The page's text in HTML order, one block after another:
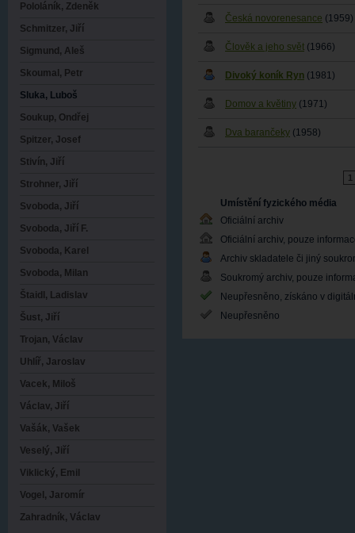
Česká novorenesance (1959)
Člověk a jeho svět (1966)
Divoký koník Ryn (1981)
Domov a květiny (1971)
Dva barančeky (1958)
1
Umístění fyzického média
Oficiální archiv
Oficiální archiv, pouze
Archiv skladatele či jiný
Soukromý archiv, pouze
Neupřesněno, získáno v
Neupřesněno
Pololáník, Zdeněk
Schmitzer, Jiří
Sigmund, Aleš
Skoumal, Petr
Sluka, Luboš
Soukup, Ondřej
Spitzer, Josef
Stivín, Jiří
Strohner, Jiří
Svoboda, Jiří
Svoboda, Jiří F.
Svoboda, Karel
Svoboda, Milan
Štaidl, Ladislav
Šust, Jiří
Trojan, Václav
Uhlíř, Jaroslav
Vacek, Miloš
Václav, Jiří
Vašák, Vašek
Veselý, Jiří
Viklický, Emil
Vogel, Jaromír
Zahradník, Václav